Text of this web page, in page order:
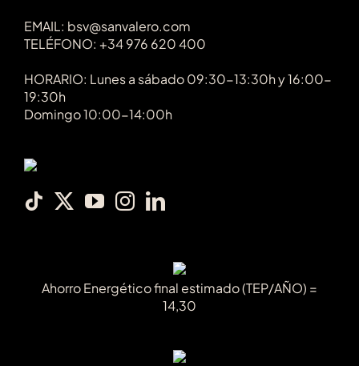
EMAIL: bsv@sanvalero.com
TELÉFONO: +34 976 620 400
HORARIO: Lunes a sábado 09:30-13:30h y 16:00-
19:30h
Domingo 10:00-14:00h
Ahorro Energético final estimado (TEP/AÑO) =
14,30